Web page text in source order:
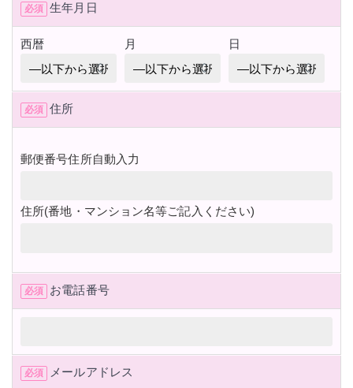
必須 生年月日
西暦 月 日
必須 住所
郵便番号住所自動入力
住所(番地・マンション名等ご記入ください)
必須 お電話番号
必須 メールアドレス